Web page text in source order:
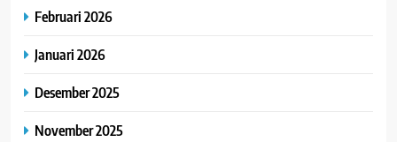
Februari 2026
Januari 2026
Desember 2025
November 2025